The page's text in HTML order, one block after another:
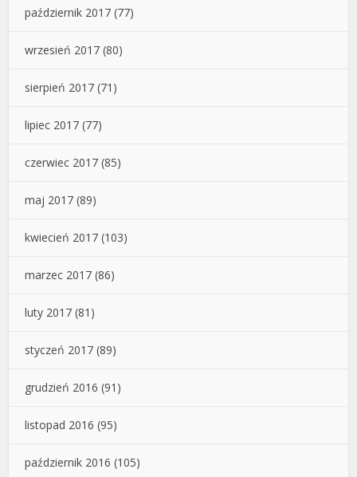
październik 2017 (77)
wrzesień 2017 (80)
sierpień 2017 (71)
lipiec 2017 (77)
czerwiec 2017 (85)
maj 2017 (89)
kwiecień 2017 (103)
marzec 2017 (86)
luty 2017 (81)
styczeń 2017 (89)
grudzień 2016 (91)
listopad 2016 (95)
październik 2016 (105)